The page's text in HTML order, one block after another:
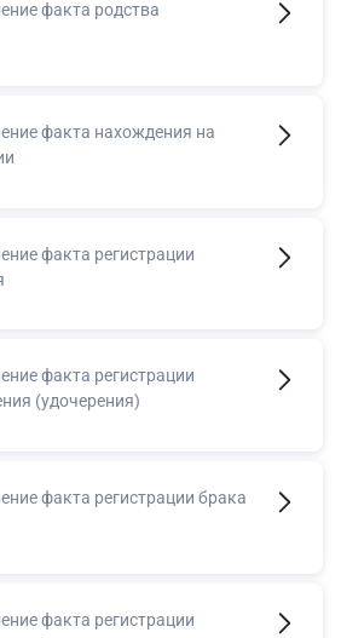
факта родства
факта нахождения на
факта регистрации
факта регистрации
(удочерения)
факта регистрации брака
факта регистрации